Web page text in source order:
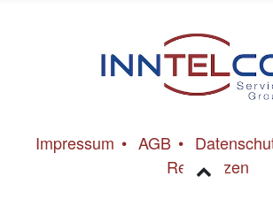
Impressum • AGB •
Referenzen